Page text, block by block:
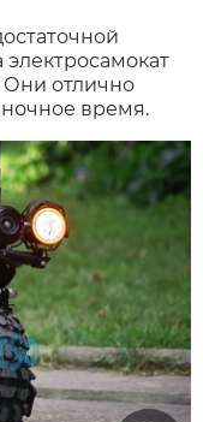
Они отлично
время.